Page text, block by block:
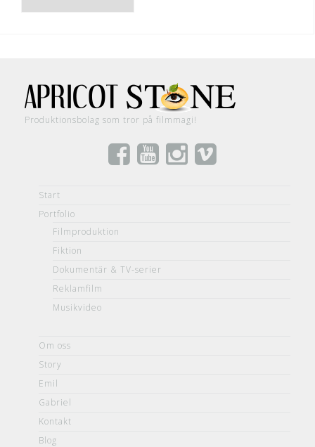
Produktionsbolag som tror på filmmagi!
Start
Portfolio
Filmproduktion
Fiktion
Dokumentär & TV-serier
Reklamfilm
Musikvideo
Om oss
Story
Emil
Gabriel
Kontakt
Blog